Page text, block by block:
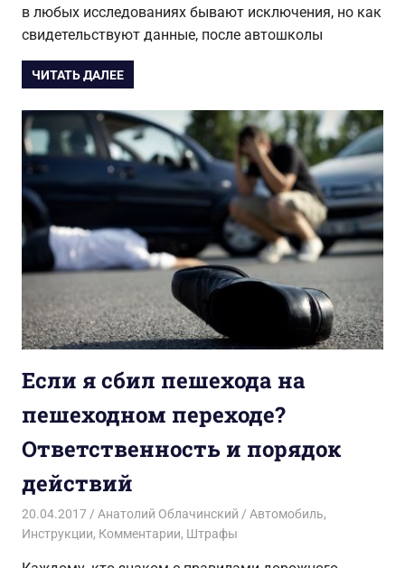
в любых исследованиях бывают исключения, но как
свидетельствуют данные, после автошколы
ЧИТАТЬ ДАЛЕЕ
Если я сбил пешехода на
пешеходном переходе?
Ответственность и порядок
действий
20.04.2017 Анатолий Облачинский Автомобиль,
Инструкции, Комментарии, Штрафы